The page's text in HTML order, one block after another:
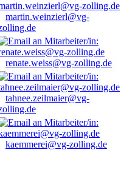
martin.weinzierl@vg-
renate.weiss@vg-zolling.de
tahnee.zeilmaier@vg-
kaemmerei@vg-zolling.de